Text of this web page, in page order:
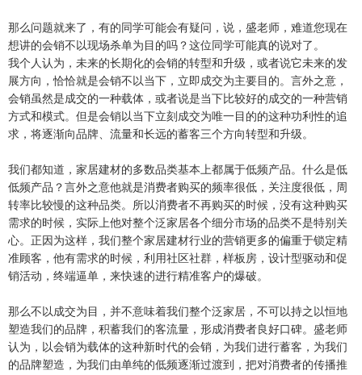
那么问题就来了，有的同学可能会有疑问，说，盛老师，难道您现在
想讲的会销不以现场杀单为目的吗？这位同学可能真的说对了。
我个人认为，未来的长期化的会销的转型和升级，或者说它未来的发
展方向，恰恰就是会销不以当下，立即成交为主要目的。言外之意，
会销虽然是成交的一种载体，或者说是当下比较好的成交的一种营销
方式和模式。但是会销以当下立刻成交为唯一目的的这种功利性的追
求，将逐渐向品牌、流量和长远的蓄客三个方向转型和升级。
我们都知道，家居建材的多数品类基本上都属于低频产品。什么是低
低频产品？言外之意他就是消费者购买的频率很低，关注度很低，周
转率比较慢的这种品类。所以消费者不再购买的时候，没有这种购买
需求的时候，实际上他对整个泛家居各个细分市场的品类不是特别关
心。正因为这样，我们整个家居建材行业的营销更多的偏重于锁定精
准顾客，他有需求的时候，利用社区社群，样板房，设计型驱动和促
销活动，终端逼单，来快速的进行精准客户的爆破。
那么不以成交为目，并不意味着我们整个泛家居，不可以持之以恒地
塑造我们的品牌，积蓄我们的客流量，形成消费者良好口碑。盛老师
认为，以会销为载体的这种新时代的会销，为我们进行蓄客，为我们
的品牌塑造，为我们由单纯的低频逐渐过渡到，把对消费者的传播推